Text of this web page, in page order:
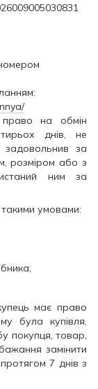
на обмін
днів, не
за
розміром або з
ним за
умовами:
має право
була купівля,
покупця, товар,
замінити
7 днів з